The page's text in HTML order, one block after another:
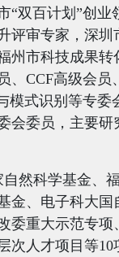
“双百计划”创业
评审专家，深圳
州市科技成果转
、 CCF高级会员、
模式识别等专委
会委员，主要研
然科学基金、
金、电子科大国
委重大示范专项
次人才项目等10